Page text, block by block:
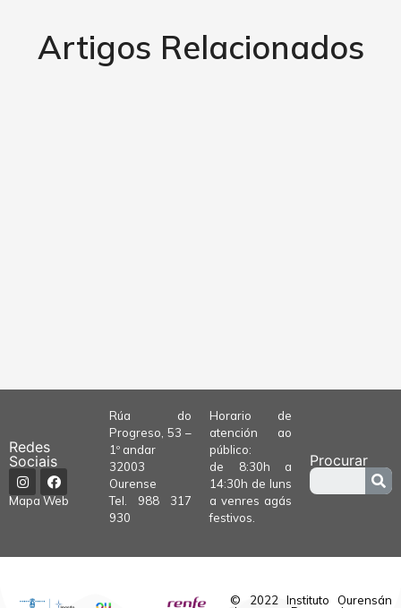
Artigos Relacionados
Redes
Sociais
Mapa Web
Rúa do
Progreso, 53 –
1º andar
32003
Ourense
Tel. 988 317
930
Horario de
atención ao
público:
de 8:30h a
14:30h de luns
a venres agás
festivos.
Procurar
© 2022 Instituto Ourensán